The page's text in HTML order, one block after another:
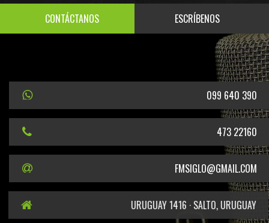
CONTÁCTANOS ESCRÍBENOS
099 640 390
473 22160
FMSIGLO@GMAIL.COM
URUGUAY 1416 · SALTO, URUGUAY